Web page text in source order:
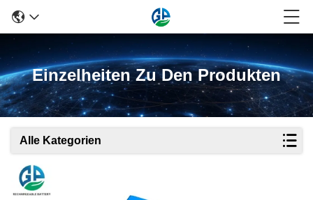
Einzelheiten Zu Den Produkten
Alle Kategorien